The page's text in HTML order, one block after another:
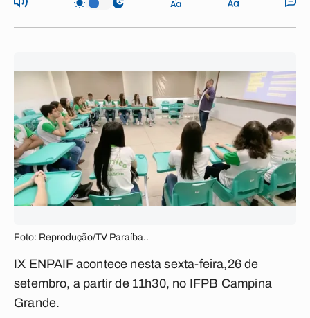
Foto: Reprodução/TV Paraíba..
IX ENPAIF acontece nesta sexta-feira,26 de
setembro, a partir de 11h30, no IFPB Campina
Grande.